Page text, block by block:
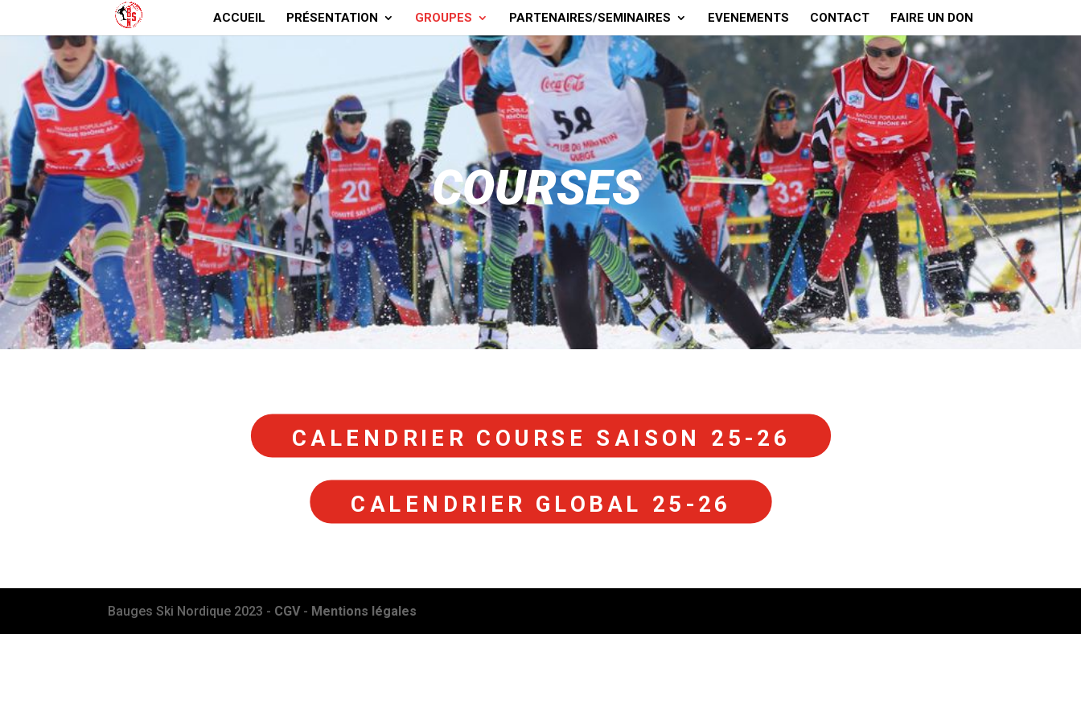
ACCUEIL PRÉSENTATION GROUPES PARTENAIRES/SEMINAIRES EVENEMENTS CONTACT FAIRE UN DON
COURSES
CALENDRIER COURSE SAISON 25-26
CALENDRIER GLOBAL 25-26
Bauges Ski Nordique 2023 - CGV - Mentions légales